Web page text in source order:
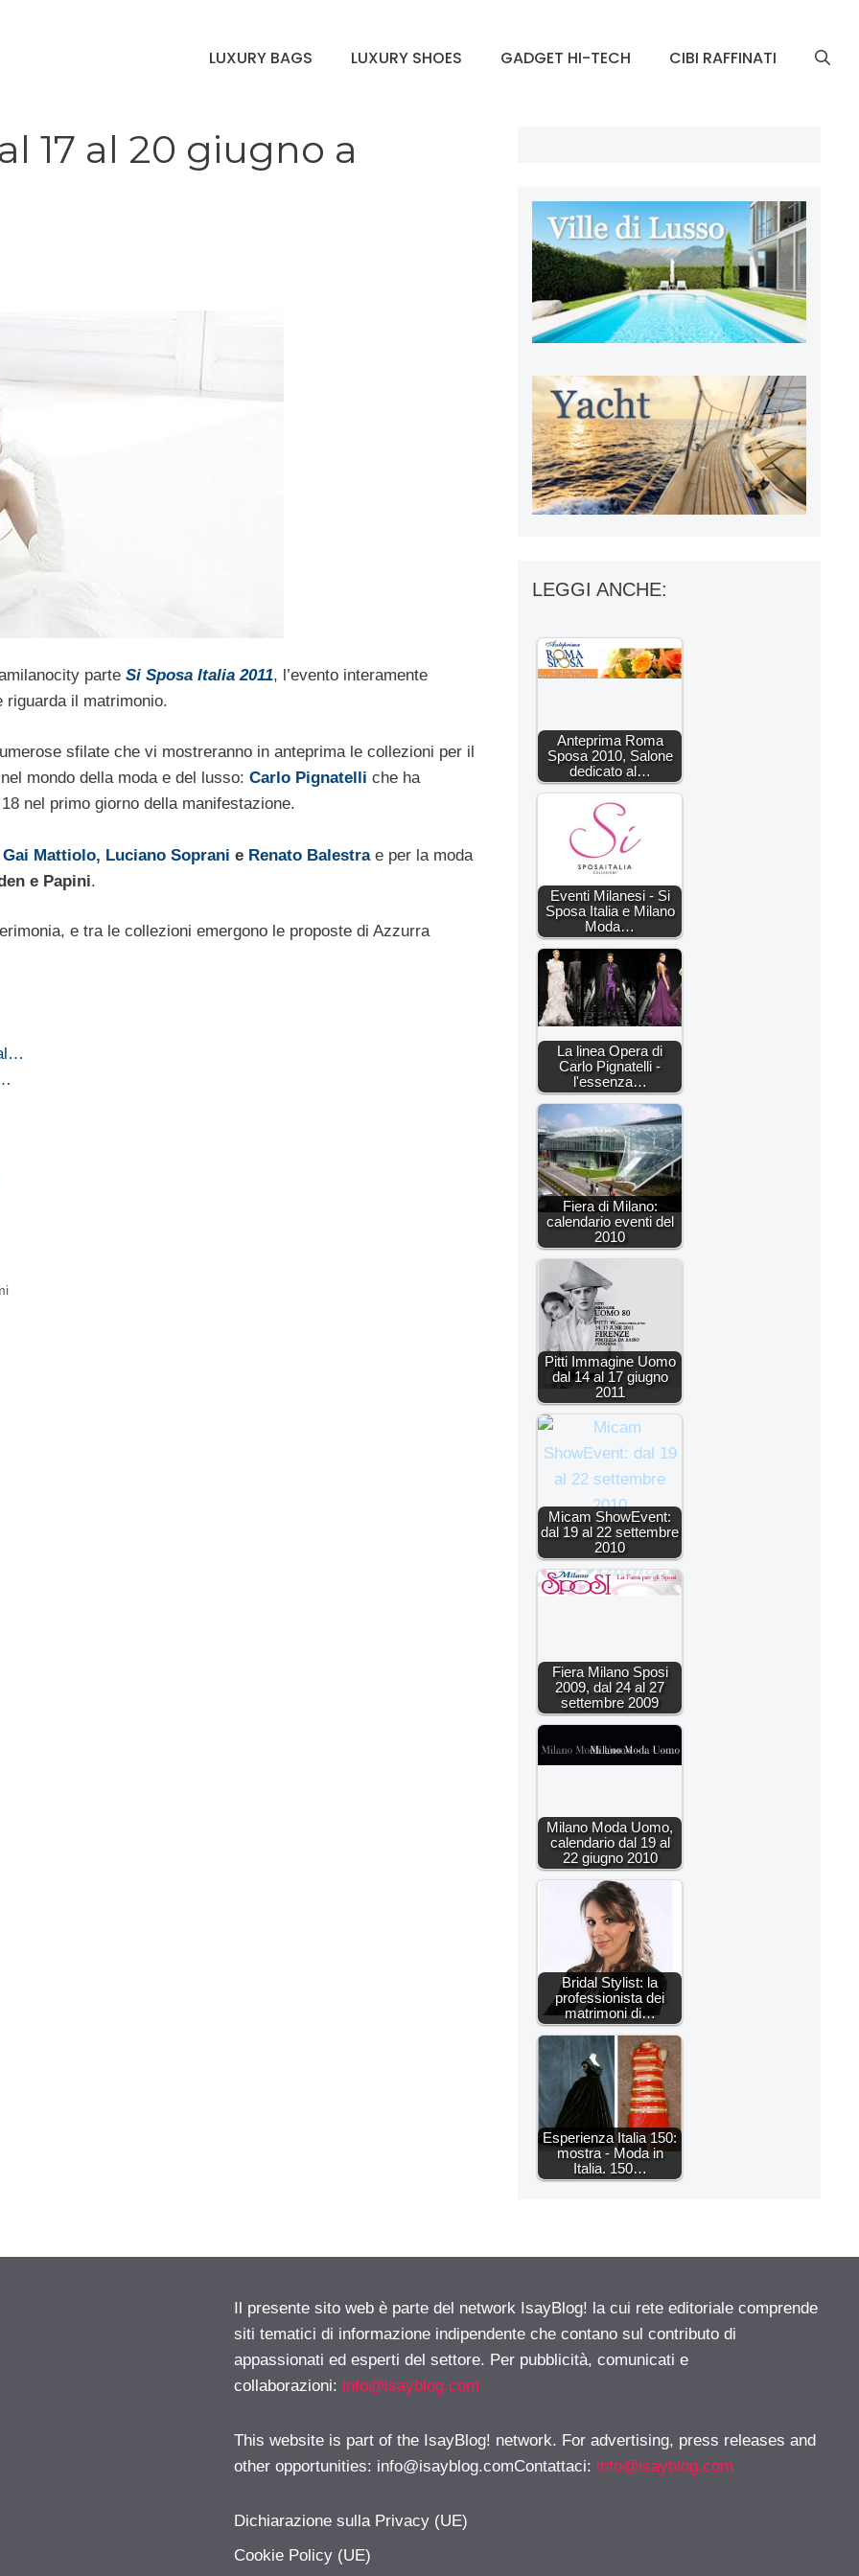
LUXURY BAGS LUXURY SHOES GADGET HI-TECH CIBI RAFFINATI
17 al 20 giugno a
parte Si Sposa Italia 2011, l’evento interamente
il matrimonio.
sfilate che vi mostreranno in anteprima le collezioni per il
mondo della moda e del lusso: Carlo Pignatelli che ha
nel primo giorno della manifestazione.
Gai Mattiolo, Luciano Soprani e Renato Balestrae per la moda
e Papini.
e tra le collezioni emergono le proposte di Azzurra
LEGGI ANCHE:
Anteprima Roma
Sposa 2010, Salone
dedicato al…
Eventi Milanesi - Si
Sposa Italia e Milano
Moda…
La linea Opera di
Carlo Pignatelli -
l'essenza…
Fiera di Milano:
calendario eventi del
2010
Pitti Immagine Uomo
dal 14 al 17 giugno
2011
Micam ShowEvent:
dal 19 al 22 settembre
2010
Fiera Milano Sposi
2009, dal 24 al 27
settembre 2009
Milano Moda Uomo,
calendario dal 19 al
22 giugno 2010
Bridal Stylist: la
professionista dei
matrimoni di…
Esperienza Italia 150:
mostra - Moda in
Italia. 150…
Il presente sito web è parte del network IsayBlog! la cui rete editoriale comprende
siti tematici di informazione indipendente che contano sul contributo di
appassionati ed esperti del settore. Per pubblicità, comunicati e
collaborazioni: info@isayblog.com
This website is part of the IsayBlog! network. For advertising, press releases and
other opportunities: info@isayblog.comContattaci: info@isayblog.com
Dichiarazione sulla Privacy (UE)
Cookie Policy (UE)